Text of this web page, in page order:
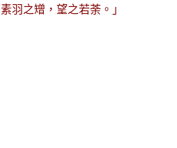
羽之矰，望之若荼。」